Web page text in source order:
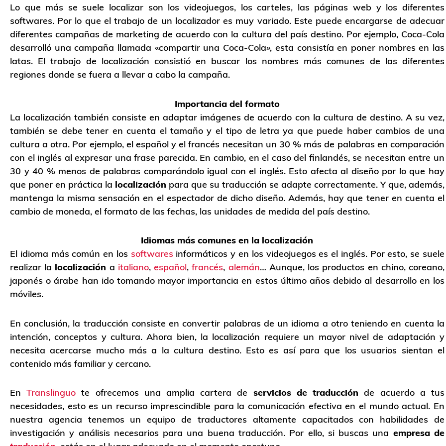
Lo que más se suele localizar son los videojuegos, los carteles, las páginas web y los diferentes
softwares. Por lo que el trabajo de un localizador es muy variado. Este puede encargarse de adecuar
diferentes campañas de marketing de acuerdo con la cultura del país destino. Por ejemplo, Coca-Cola
desarrolló una campaña llamada «compartir una Coca-Cola», esta consistía en poner nombres en las
latas. El trabajo de localización consistió en buscar los nombres más comunes de las diferentes
regiones donde se fuera a llevar a cabo la campaña.
Importancia del formato
La localización también consiste en adaptar imágenes de acuerdo con la cultura de destino. A su vez,
también se debe tener en cuenta el tamaño y el tipo de letra ya que puede haber cambios de una
cultura a otra. Por ejemplo, el español y el francés necesitan un 30 % más de palabras en comparación
con el inglés al expresar una frase parecida. En cambio, en el caso del finlandés, se necesitan entre un
30 y 40 % menos de palabras comparándolo igual con el inglés. Esto afecta al diseño por lo que hay
que poner en práctica la localización para que su traducción se adapte correctamente. Y que, además,
mantenga la misma sensación en el espectador de dicho diseño. Además, hay que tener en cuenta el
cambio de moneda, el formato de las fechas, las unidades de medida del país destino.
Idiomas más comunes en la localización
El idioma más común en los softwaresinformáticos y en los videojuegos es el inglés. Por esto, se suele
realizar la localización a italiano,español,francés, alemán… Aunque, los productos en chino, coreano,
japonés o árabe han ido tomando mayor importancia en estos último años debido al desarrollo en los
móviles.
En conclusión, la traducción consiste en convertir palabras de un idioma a otro teniendo en cuenta la
intención, conceptos y cultura. Ahora bien, la localización requiere un mayor nivel de adaptación y
necesita acercarse mucho más a la cultura destino. Esto es así para que los usuarios sientan el
contenido más familiar y cercano.
En Translinguo te ofrecemos una amplia cartera de servicios de traducciónde acuerdo a tus
necesidades, esto es un recurso imprescindible para la comunicación efectiva en el mundo actual. En
nuestra agencia tenemos un equipo de traductores altamente capacitados con habilidades de
investigación y análisis necesarios para una buena traducción. Por ello, si buscas una empresa de